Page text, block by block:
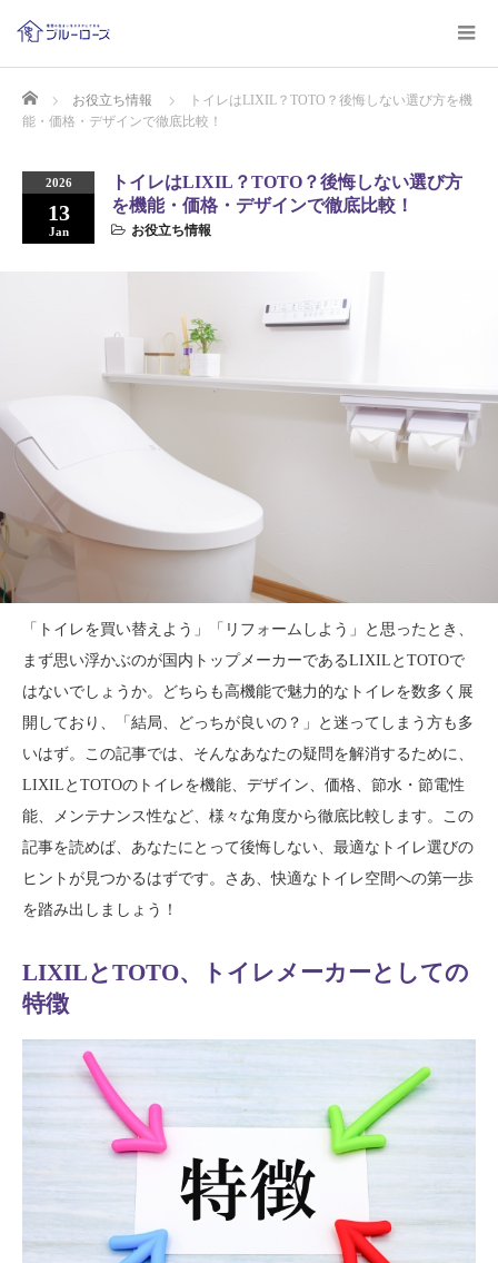
Home お役立ち情報
トイレはLIXIL？TOTO？後悔しない選び方を機
能・価格・デザインで徹底比較！
2026
13
Jan
トイレはLIXIL？TOTO？後悔しない選び方
を機能・価格・デザインで徹底比較！
お役立ち情報
「トイレを買い替えよう」「リフォームしよう」と思ったとき、
まず思い浮かぶのが国内トップメーカーであるLIXILとTOTOで
はないでしょうか。どちらも高機能で魅力的なトイレを数多く展
開しており、「結局、どっちが良いの？」と迷ってしまう方も多
いはず。この記事では、そんなあなたの疑問を解消するために、
LIXILとTOTOのトイレを機能、デザイン、価格、節水・節電性
能、メンテナンス性など、様々な角度から徹底比較します。この
記事を読めば、あなたにとって後悔しない、最適なトイレ選びの
ヒントが見つかるはずです。さあ、快適なトイレ空間への第一歩
を踏み出しましょう！
LIXILとTOTO、トイレメーカーとしての
特徴